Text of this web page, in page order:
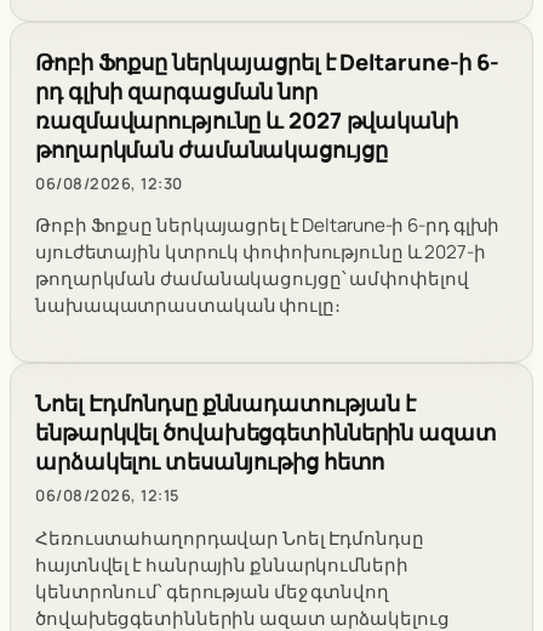
Թոբի Ֆոքսը ներկայացրել է Deltarune-ի 6-
րդ գլխի զարգացման նոր
ռազմավարությունը և 2027 թվականի
թողարկման ժամանակացույցը
06/08/2026, 12:30
Թոբի Ֆոքսը ներկայացրել է Deltarune-ի 6-րդ գլխի
սյուժետային կտրուկ փոփոխությունը և 2027-ի
թողարկման ժամանակացույցը՝ ամփոփելով
նախապատրաստական փուլը։
Նոել Էդմոնդսը քննադատության է
ենթարկվել ծովախեցգետիններին ազատ
արձակելու տեսանյութից հետո
06/08/2026, 12:15
Հեռուստահաղորդավար Նոել Էդմոնդսը
հայտնվել է հանրային քննարկումների
կենտրոնում՝ գերության մեջ գտնվող
ծովախեցգետիններին ազատ արձակելուց